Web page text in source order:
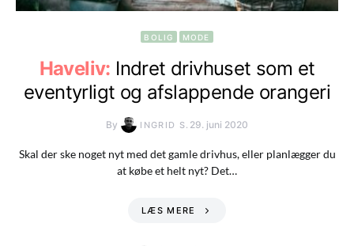
BOLIG MODE
Haveliv: Indret drivhuset som et
eventyrligt og afslappende orangeri
By INGRID S. 29. juni 2020
Skal der ske noget nyt med det gamle drivhus, eller planlægger du
at købe et helt nyt? Det…
LÆS MERE